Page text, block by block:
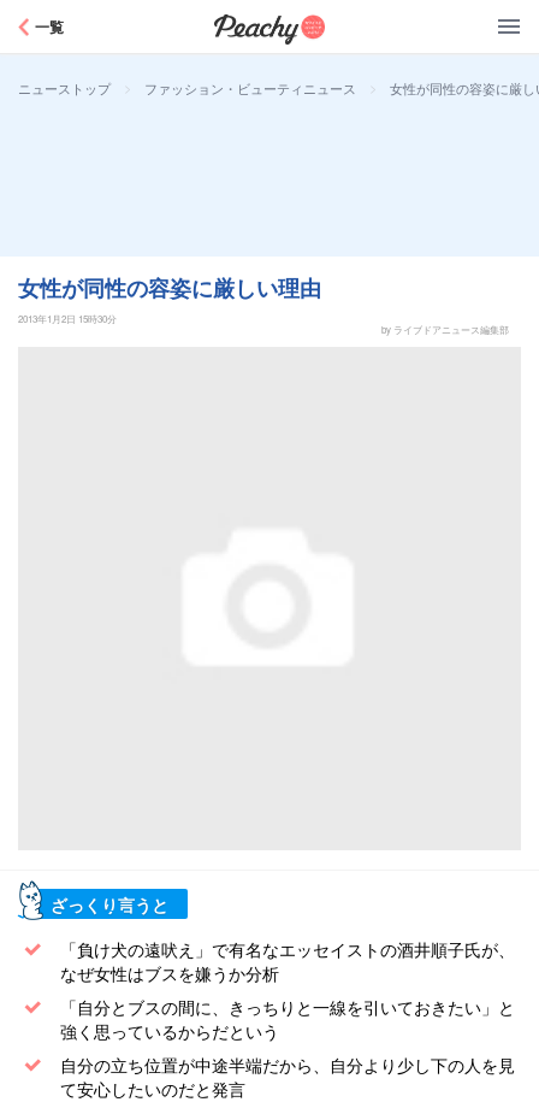
一覧
ニューストップ > ファッション・ビューティニュース > 女性が同性の容姿に厳し
女性が同性の容姿に厳しい理由
2013年1月2日 15時30分
by ライブドアニュース編集部
ざっくり言うと
「負け犬の遠吠え」で有名なエッセイストの酒井順子氏が、
なぜ女性はブスを嫌うか分析
「自分とブスの間に、きっちりと一線を引いておきたい」と
強く思っているからだという
自分の立ち位置が中途半端だから、自分より少し下の人を見
て安心したいのだと発言